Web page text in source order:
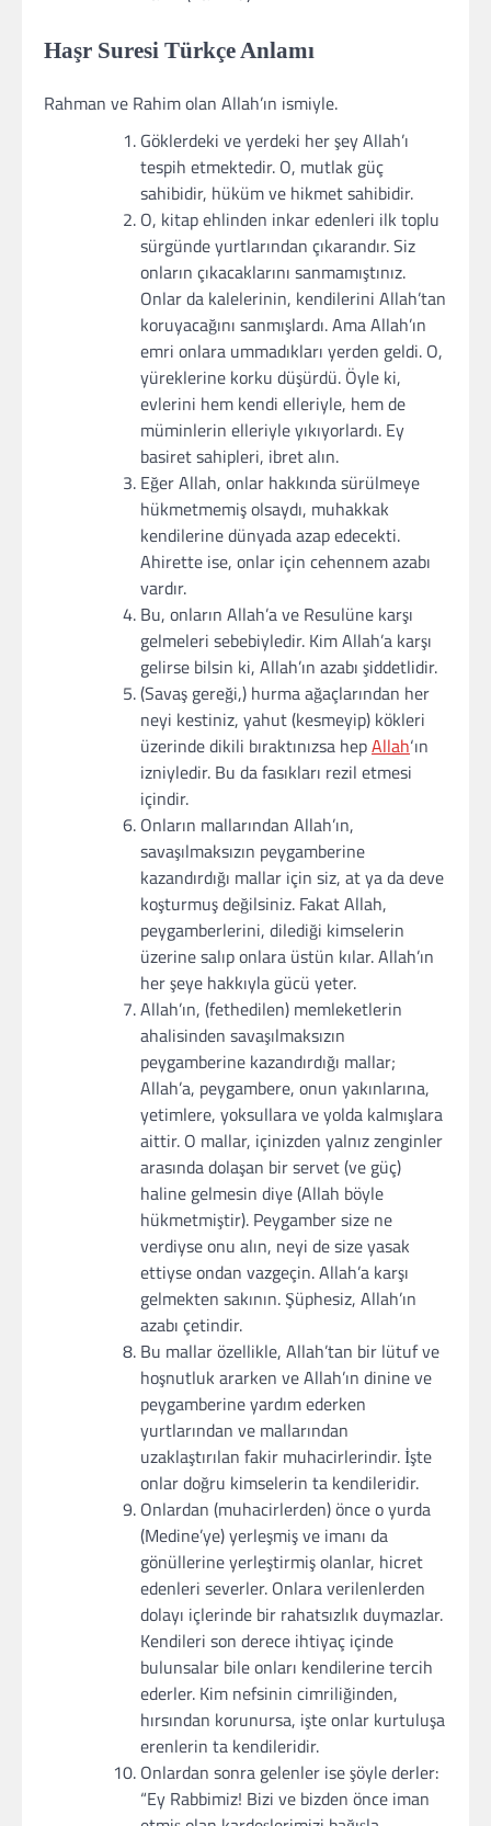
Haşr Suresi Türkçe Anlamı
Rahman ve Rahim olan Allah’ın ismiyle.
Göklerdeki ve yerdeki her şey Allah’ı
tespih etmektedir. O, mutlak güç
sahibidir, hüküm ve hikmet sahibidir.
O, kitap ehlinden inkar edenleri ilk toplu
sürgünde yurtlarından çıkarandır. Siz
onların çıkacaklarını sanmamıştınız.
Onlar da kalelerinin, kendilerini Allah’tan
koruyacağını sanmışlardı. Ama Allah’ın
emri onlara ummadıkları yerden geldi. O,
yüreklerine korku düşürdü. Öyle ki,
evlerini hem kendi elleriyle, hem de
müminlerin elleriyle yıkıyorlardı. Ey
basiret sahipleri, ibret alın.
Eğer Allah, onlar hakkında sürülmeye
hükmetmemiş olsaydı, muhakkak
kendilerine dünyada azap edecekti.
Ahirette ise, onlar için cehennem azabı
vardır.
Bu, onların Allah’a ve Resulüne karşı
gelmeleri sebebiyledir. Kim Allah’a karşı
gelirse bilsin ki, Allah’ın azabı şiddetlidir.
(Savaş gereği,) hurma ağaçlarından her
neyi kestiniz, yahut (kesmeyip) kökleri
üzerinde dikili bıraktınızsa hepAllah‘ın
izniyledir. Bu da fasıkları rezil etmesi
içindir.
Onların mallarından Allah’ın,
savaşılmaksızın peygamberine
kazandırdığı mallar için siz, at ya da deve
koşturmuş değilsiniz. Fakat Allah,
peygamberlerini, dilediği kimselerin
üzerine salıp onlara üstün kılar. Allah’ın
her şeye hakkıyla gücü yeter.
Allah’ın, (fethedilen) memleketlerin
ahalisinden savaşılmaksızın
peygamberine kazandırdığı mallar;
Allah’a, peygambere, onun yakınlarına,
yetimlere, yoksullara ve yolda kalmışlara
aittir. O mallar, içinizden yalnız zenginler
arasında dolaşan bir servet (ve güç)
haline gelmesin diye (Allah böyle
hükmetmiştir). Peygamber size ne
verdiyse onu alın, neyi de size yasak
ettiyse ondan vazgeçin. Allah’a karşı
gelmekten sakının. Şüphesiz, Allah’ın
azabı çetindir.
Bu mallar özellikle, Allah’tan bir lütuf ve
hoşnutluk ararken ve Allah’ın dinine ve
peygamberine yardım ederken
yurtlarından ve mallarından
uzaklaştırılan fakir muhacirlerindir. İşte
onlar doğru kimselerin ta kendileridir.
Onlardan (muhacirlerden) önce o yurda
(Medine’ye) yerleşmiş ve imanı da
gönüllerine yerleştirmiş olanlar, hicret
edenleri severler. Onlara verilenlerden
dolayı içlerinde bir rahatsızlık duymazlar.
Kendileri son derece ihtiyaç içinde
bulunsalar bile onları kendilerine tercih
ederler. Kim nefsinin cimriliğinden,
hırsından korunursa, işte onlar kurtuluşa
erenlerin ta kendileridir.
Onlardan sonra gelenler ise şöyle derler:
“Ey Rabbimiz! Bizi ve bizden önce iman